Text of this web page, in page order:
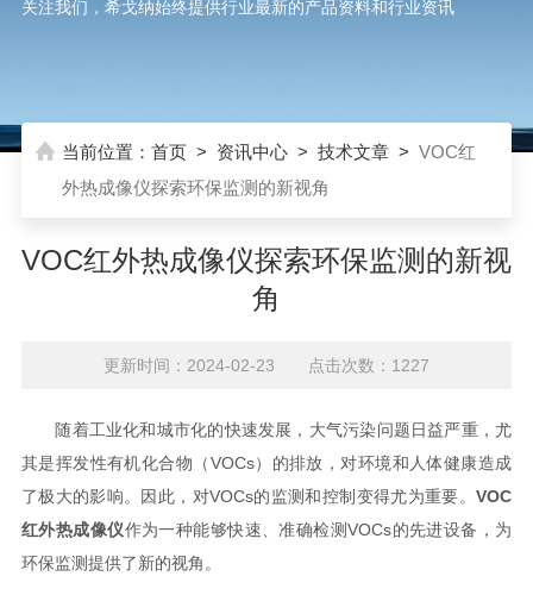
关注我们，希戈纳始终提供行业最新的产品资料和行业资讯
当前位置： 首页> 资讯中心> 技术文章> VOC红
外热成像仪探索环保监测的新视角
VOC红外热成像仪探索环保监测的新视
角
更新时间：2024-02-23 点击次数：1227
随着工业化和城市化的快速发展，大气污染问题日益严重，尤
其是挥发性有机化合物（VOCs）的排放，对环境和人体健康造成
了极大的影响。因此，对VOCs的监测和控制变得尤为重要。VOC
红外热成像仪作为一种能够快速、准确检测VOCs的先进设备，为
环保监测提供了新的视角。